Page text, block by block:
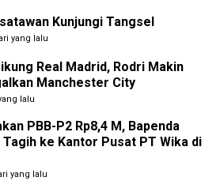
Kunjungi Tangsel
yang lalu
Real Madrid, Rodri Makin
Manchester City
lalu
PBB-P2 Rp8,4 M, Bapenda
Tagih ke Kantor Pusat PT Wika di
yang lalu